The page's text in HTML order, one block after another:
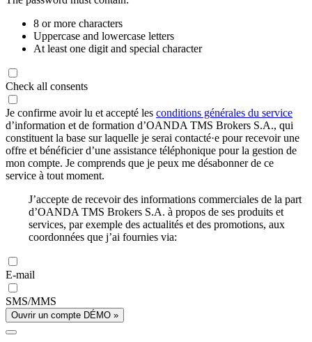
8 or more characters
Uppercase and lowercase letters
At least one digit and special character
Check all consents
Je confirme avoir lu et accepté les conditions générales du service
d’information et de formation d’OANDA TMS Brokers S.A., qui
constituent la base sur laquelle je serai contacté·e pour recevoir une
offre et bénéficier d’une assistance téléphonique pour la gestion de
mon compte. Je comprends que je peux me désabonner de ce
service à tout moment.
J’accepte de recevoir des informations commerciales de la part
d’OANDA TMS Brokers S.A. à propos de ses produits et
services, par exemple des actualités et des promotions, aux
coordonnées que j’ai fournies via:
E-mail
SMS/MMS
Ouvrir un compte DÉMO »